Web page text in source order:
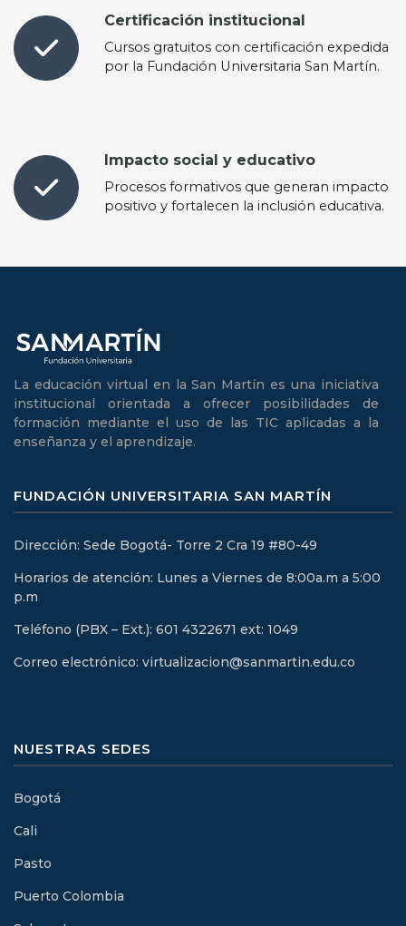
Certificación institucional
Cursos gratuitos con certificación expedida
por la Fundación Universitaria San Martín.
Impacto social y educativo
Procesos formativos que generan impacto
positivo y fortalecen la inclusión educativa.
La educación virtual en la San Martín es una iniciativa
institucional orientada a ofrecer posibilidades de
formación mediante el uso de las TIC aplicadas a la
enseñanza y el aprendizaje.
FUNDACIÓN UNIVERSITARIA SAN MARTÍN
Dirección: Sede Bogotá- Torre 2 Cra 19 #80-49
Horarios de atención: Lunes a Viernes de 8:00a.m a 5:00
p.m
Teléfono (PBX – Ext.): 601 4322671 ext: 1049
Correo electrónico: virtualizacion@sanmartin.edu.co
NUESTRAS SEDES
Bogotá
Cali
Pasto
Puerto Colombia